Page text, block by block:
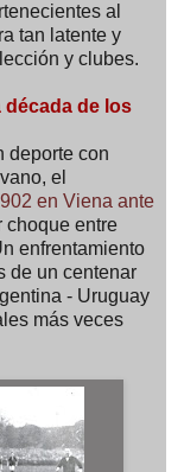
al
tan latente y
y clubes.
década de los
deporte con
el
en Viena ante
choque entre
enfrentamiento
de un centenar
- Uruguay
más veces